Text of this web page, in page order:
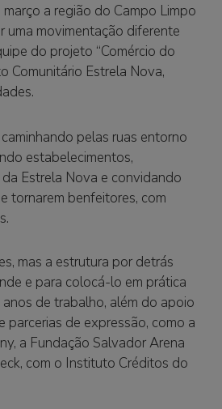
a região do Campo Limpo
uma movimentação diferente
do projeto “Comércio do
Comunitário Estrela Nova,
EX200 pdf RedHat
pdf RedHat EX200 pdf
RedHat EX200 pdf
EX200 pdf Cisco 300-
EX200 pdf Cisco 200-355
EX200 pdf RedHat
70-533 Question Cisco 300-
EX200 pdf Microsoft 70-533
70-533 QuestionRedHat
135 Question Cisco 300-135
135 Question Cisco 200-355
Question Cisco 300-135
pelas ruas entorno
estabelecimentos,
Estrela Nova e convidando
tornarem benfeitores, com
mas a estrutura por detrás
e para colocá-lo em prática
de trabalho, além do apoio
parcerias de expressão, como a
a Fundação Salvador Arena
com o Instituto Créditos do